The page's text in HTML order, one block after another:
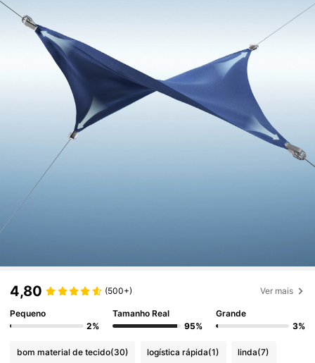
4,80 (500+) Ver mais
Pequeno
2%
Tamanho Real
95%
Grande
3%
bom material de tecido(30) logística rápida(1) linda(7)